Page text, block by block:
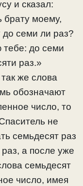
и сказал:
брату моему,
семи ли раз?
тебе: до семи
раз.»
же слова
обозначают
число, то
не
семьдесят раз
а после уже
семьдесят
число, имея